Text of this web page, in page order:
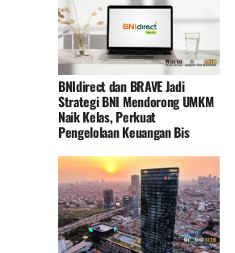
BNIdirect dan BRAVE Jadi
Strategi BNI Mendorong UMKM
Naik Kelas, Perkuat
Pengelolaan Keuangan Bis